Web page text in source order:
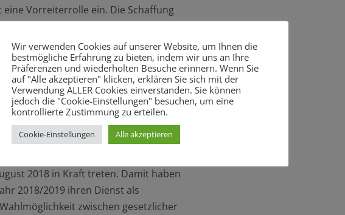
Vorreiterrolle ein. Die Schaffung
und Beamte ermöglicht hohe
über die private oder nun auch über
wir das Beihilfeverfahren spürbar.
die Hamburger Initiative als
der Gesundheitsversorgung von
Regelung eindrucksvoll unter Beweis
für Personalwirtschaft der
gut durchdacht ist. Nach dem
2018 in Kraft treten. Damit haben
2018/2019 ihren Dienst als
zwischen gesetzlicher
Wir verwenden Cookies auf unserer Website, um Ihnen die
bestmögliche Erfahrung zu bieten, indem wir uns an Ihre
Präferenzen und wiederholten Besuche erinnern. Wenn Sie
auf "Alle akzeptieren" klicken, erklären Sie sich mit der
Verwendung ALLER Cookies einverstanden. Sie können
jedoch die "Cookie-Einstellungen" besuchen, um eine
kontrollierte Zustimmung zu erteilen.
Cookie-Einstellungen Alle akzeptieren